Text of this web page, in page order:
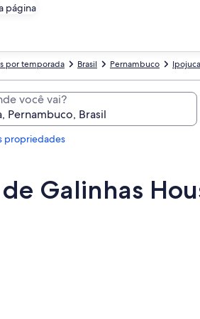
página
Ipojuca
Pernambuco
Brasil
por temporada
você vai?
propriedades
Galinhas